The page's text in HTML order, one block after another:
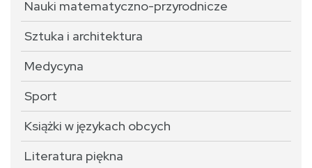
Nauki matematyczno-przyrodnicze
Sztuka i architektura
Medycyna
Sport
Książki w językach obcych
Literatura piękna